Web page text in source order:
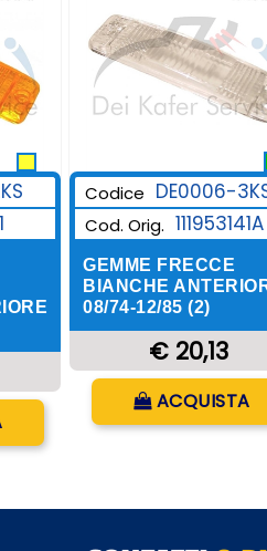
Codice DE0006-
Cod. Orig. 111953141A
GEMME FRECCE
BIANCHE
08/74-12/85 (2)
€ 20,13
Quantità
ACQUISTA